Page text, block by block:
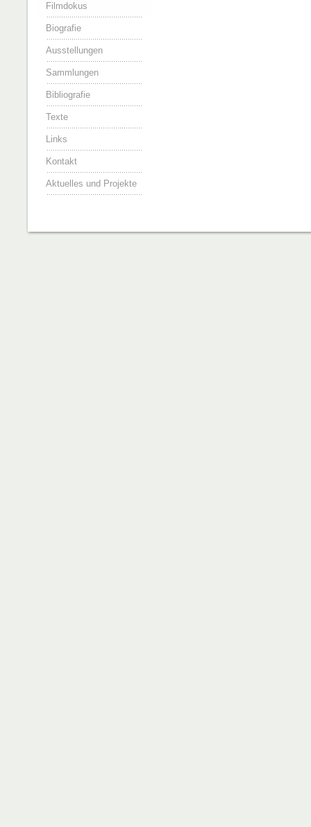
Filmdokus
Biografie
Ausstellungen
Sammlungen
Bibliografie
Texte
Links
Kontakt
Aktuelles und Projekte